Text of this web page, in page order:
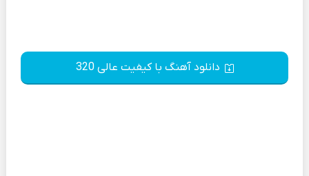
دانلود آهنگ با کیفیت عالی 320